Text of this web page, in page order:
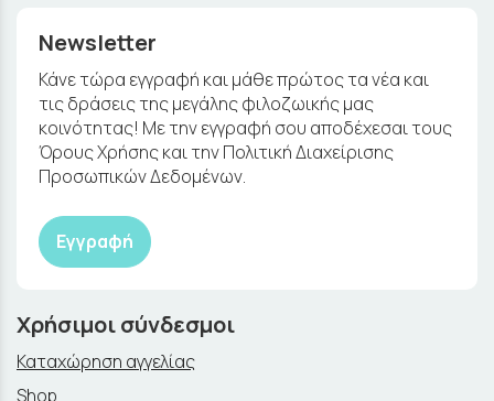
Newsletter
Κάνε τώρα εγγραφή και μάθε πρώτος τα νέα και
τις δράσεις της μεγάλης φιλοζωικής μας
κοινότητας! Με την εγγραφή σου αποδέχεσαι τους
Όρους Χρήσης και την Πολιτική Διαχείρισης
Προσωπικών Δεδομένων.
Εγγραφή
Χρήσιμοι σύνδεσμοι
Καταχώρηση αγγελίας
Shop